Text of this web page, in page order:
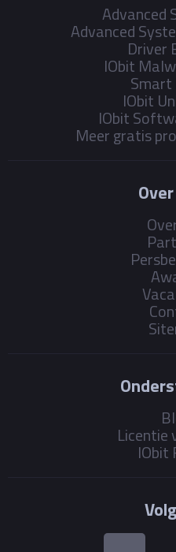
Advanced
Advanced
Driver
IObit
IObit
IObit
Meer gratis
Licentie
IObit